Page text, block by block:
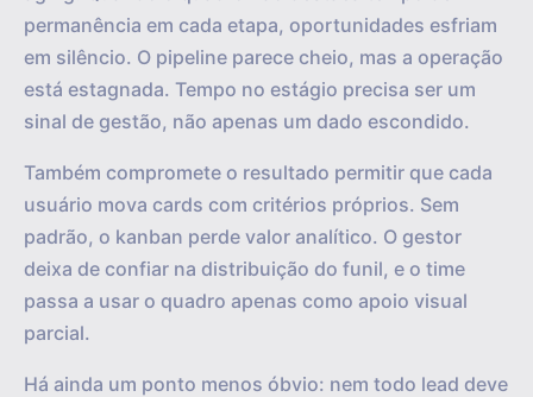
permanência em cada etapa, oportunidades esfriam
em silêncio. O pipeline parece cheio, mas a operação
está estagnada. Tempo no estágio precisa ser um
sinal de gestão, não apenas um dado escondido.
Também compromete o resultado permitir que cada
usuário mova cards com critérios próprios. Sem
padrão, o kanban perde valor analítico. O gestor
deixa de confiar na distribuição do funil, e o time
passa a usar o quadro apenas como apoio visual
parcial.
Há ainda um ponto menos óbvio: nem todo lead deve